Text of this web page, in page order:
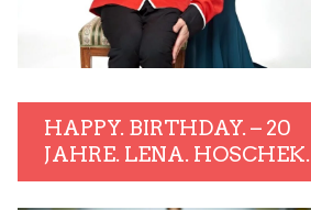
HAPPY. BIRTHDAY. – 20
JAHRE. LENA. HOSCHEK.